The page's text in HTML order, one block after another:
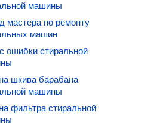
машины
мастера по ремонту
машин
ошибки стиральной
шкива барабана
машины
фильтра стиральной